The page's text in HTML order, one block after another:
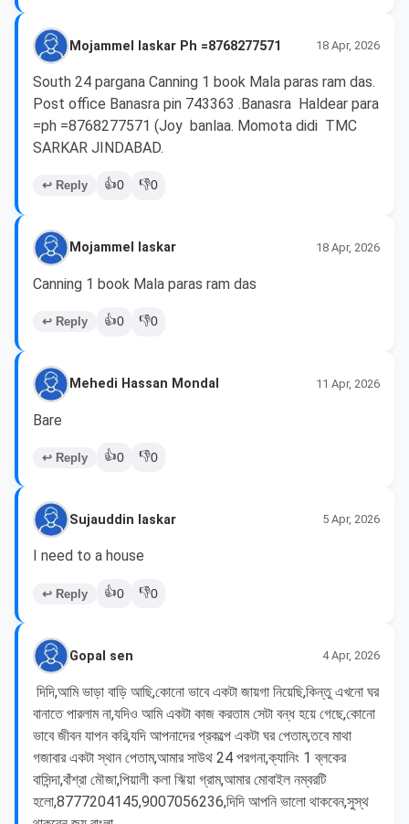
Mojammel laskar Ph =8768277571 18 Apr, 2026
South 24 pargana Canning 1 book Mala paras ram das.
Post office Banasra pin 743363 .Banasra  Haldear para
=ph =8768277571 (Joy  banlaa. Momota didi  TMC
SARKAR JINDABAD.
↩ Reply 👍0 👎0
Mojammel laskar 18 Apr, 2026
Canning 1 book Mala paras ram das
↩ Reply 👍0 👎0
Mehedi Hassan Mondal 11 Apr, 2026
Bare
↩ Reply 👍0 👎0
Sujauddin laskar 5 Apr, 2026
↩ Reply 👍0 👎0
Gopal sen 4 Apr, 2026
বানাতে পারলাম না,যদিও আমি একটা কাজ করতাম সেটা বন্ধ হয়ে গেছে,কোনো
ভাবে জীবন যাপন করি,যদি আপনাদের প্রকল্পে একটা ঘর পেতাম,তবে মাথা
গজাবার একটা স্থান পেতাম,আমার সাউথ 24 পরগনা,ক্যানিং 1 ব্লকের
বাসিন্দা,বাঁশ্রা মৌজা,পিয়ালী কলা ঋিয়া গ্রাম,আমার মোবাইল নম্বরটি
হলো,8777204145,9007056236,দিদি আপনি ভালো থাকবেন,সুস্থ